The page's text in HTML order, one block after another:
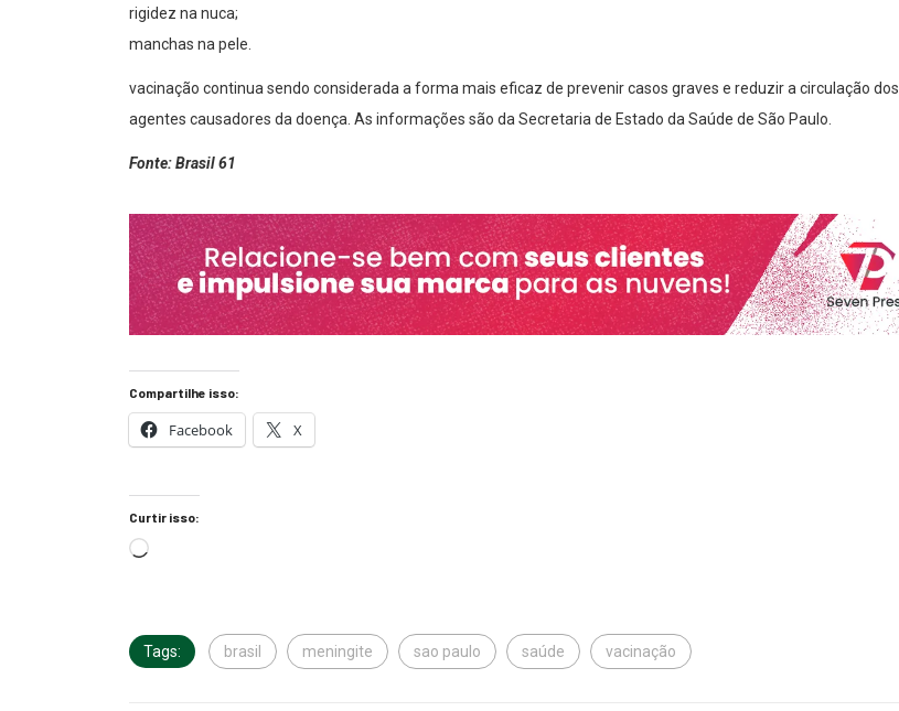
rigidez na nuca;
manchas na pele.
vacinação continua sendo considerada a forma mais eficaz de prevenir casos graves e reduzir a circulação dos
agentes causadores da doença. As informações são da Secretaria de Estado da Saúde de São Paulo.
Fonte: Brasil 61
Compartilhe isso:
Facebook X
Curtir isso:
Tags: brasil meningite sao paulo saúde vacinação